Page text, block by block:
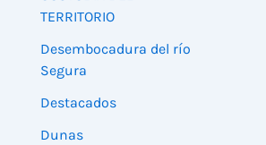
TERRITORIO
Desembocadura del río
Segura
Destacados
Dunas